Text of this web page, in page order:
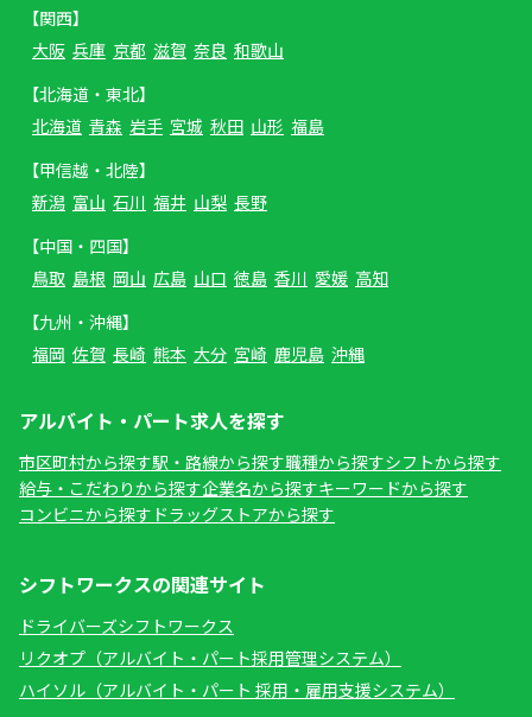
【関西】
大阪 兵庫 京都 滋賀 奈良 和歌山
【北海道・東北】
北海道 青森 岩手 宮城 秋田 山形 福島
【甲信越・北陸】
新潟 富山 石川 福井 山梨 長野
【中国・四国】
鳥取 島根 岡山 広島 山口 徳島 香川 愛媛 高知
【九州・沖縄】
福岡 佐賀 長崎 熊本 大分 宮崎 鹿児島 沖縄
アルバイト・パート求人を探す
市区町村から探す駅・路線から探す職種から探すシフトから探す
給与・こだわりから探す企業名から探すキーワードから探す
コンビニから探す ドラッグストアから探す
シフトワークスの関連サイト
ドライバーズシフトワークス
リクオプ（アルバイト・パート採用管理システム）
ハイソル（アルバイト・パート 採用・雇用支援システム）